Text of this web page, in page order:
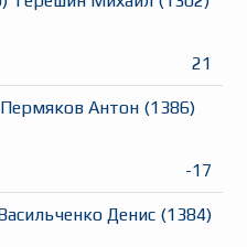
21
Пермяков Антон (1386)
-17
Денис (1384)